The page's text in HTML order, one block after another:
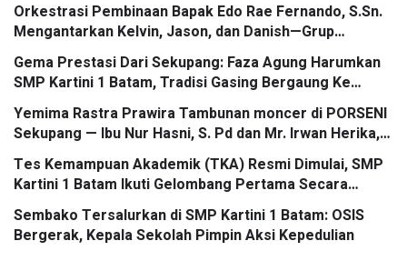
Orkestrasi Pembinaan Bapak Edo Rae Fernando, S.Sn.
Mengantarkan Kelvin, Jason, dan Danish—Grup
Ansambel SMP Kartini 1 Batam—Kembali Menorehkan
Juara II FLS3N dalam Panggung Kompetisi Bergengsi
Gema Prestasi Dari Sekupang: Faza Agung Harumkan
SMP Kartini 1 Batam, Tradisi Gasing Bergaung Ke
Tingkat Kota
Yemima Rastra Prawira Tambunan moncer di PORSENI
Sekupang — Ibu Nur Hasni, S. Pd dan Mr. Irwan Herika,
M. Pd apresiasi prestasi emas yang menggema
Tes Kemampuan Akademik (TKA) Resmi Dimulai, SMP
Kartini 1 Batam Ikuti Gelombang Pertama Secara
Nasional
Sembako Tersalurkan di SMP Kartini 1 Batam: OSIS
Bergerak, Kepala Sekolah Pimpin Aksi Kepedulian